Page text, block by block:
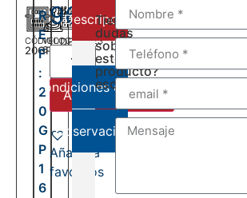
CÓDIGO
20GP16
VELOCIDADES
6
DEL:
AL:
R
E
F
:
2
0
G
P
1
6
960,00€
Añadir al carrito
Añadir a
favoritos
Descripción
Condiciones de venta
Observaciones
Tienes
dudas
sobre
este
producto?
escríbenos: